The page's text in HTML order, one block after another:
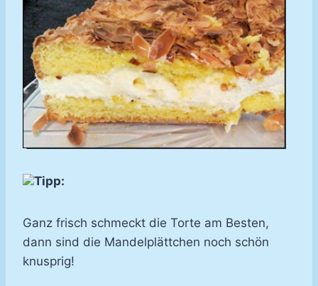
Tipp:
Ganz frisch schmeckt die Torte am Besten,
dann sind die Mandelplättchen noch schön
knusprig!